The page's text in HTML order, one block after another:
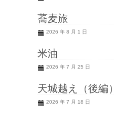
蕎麦旅
2026 年 8 月 1 日
米油
2026 年 7 月 25 日
天城越え（後編）
2026 年 7 月 18 日